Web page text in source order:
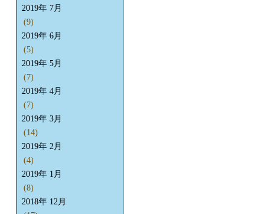
2019年 7月
(9)
2019年 6月
(5)
2019年 5月
(7)
2019年 4月
(7)
2019年 3月
(14)
2019年 2月
(4)
2019年 1月
(8)
2018年 12月